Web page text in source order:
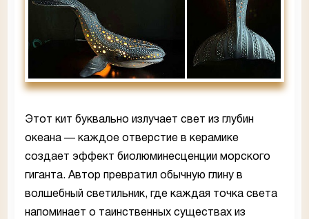
Этот кит буквально излучает свет из глубин
океана — каждое отверстие в керамике
создает эффект биолюминесценции морского
гиганта. Автор превратил обычную глину в
волшебный светильник, где каждая точка света
напоминает о таинственных существах из